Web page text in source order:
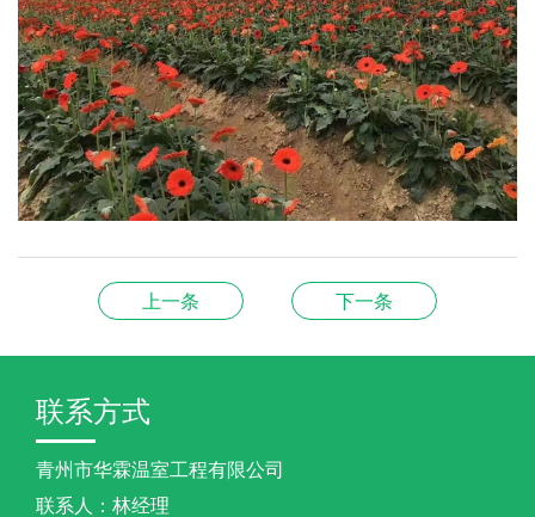
上一条 下一条
联系方式
青州市华霖温室工程有限公司
联系人：林经理